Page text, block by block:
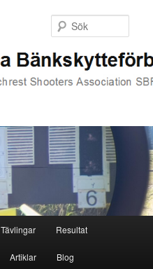
Tävlingar Resultat
Artiklar Blog